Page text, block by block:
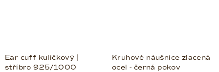
Ear cuff kuličkový |
stříbro 925/1000
Kruhové náušnice zlacená
ocel - černá pokov